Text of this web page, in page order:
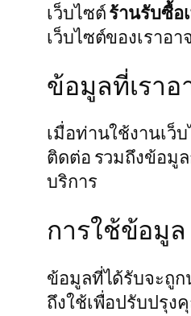
เว็บไซต์ร้านรับซื้อ
เว็บไซต์ของเราอ
ข้อมูลที่เราอ
เมื่อท่านใช้งานเว็
ติดต่อ รวมถึงข้อมู
บริการ
การใช้ข้อมูล
ข้อมูลที่ได้รับจะถูก
ถึงใช้เพื่อปรับปรุง